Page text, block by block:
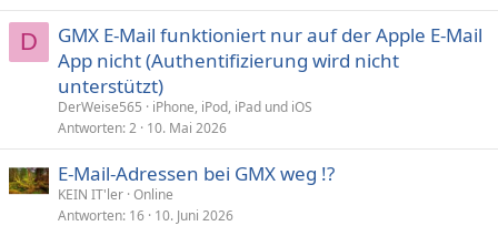
D
GMX E-Mail funktioniert nur auf der Apple E-Mail
App nicht (Authentifizierung wird nicht
unterstützt)
DerWeise565
iPhone, iPod, iPad und iOS
Antworten 2 10. Mai 2026
E-Mail-Adressen bei GMX weg !?
KEIN IT'ler Online
Antworten 16 10. Juni 2026